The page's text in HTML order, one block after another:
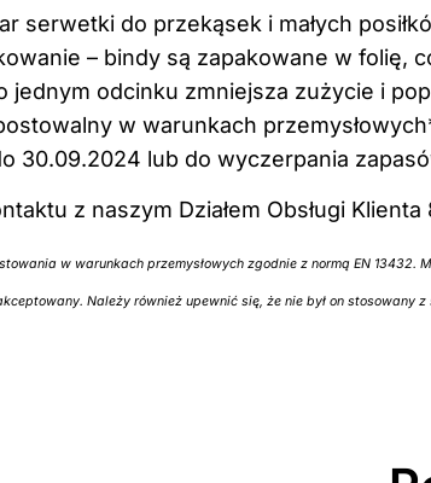
serwetki do przekąsek i małych
– bindy są zapakowane w folię,
jednym odcinku zmniejsza zużycie i
w warunkach
30.09.2024 lub do wyczerpania
z naszym Działem Obsługi Klienta
w warunkach przemysłowych zgodnie z normą EN
Należy również upewnić się, że nie był on